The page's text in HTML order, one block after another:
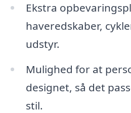
Ekstra
haveredskaber,
udstyr.
Mulighed for at
designet, så det
stil.